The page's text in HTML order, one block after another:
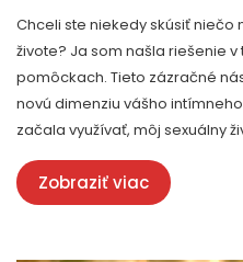
Chceli ste niekedy skúsiť niečo
živote? Ja som našla riešenie
pomôckach. Tieto zázračné
novú dimenziu vášho
začala využívať, môj sexuálny
vzrušenie. Príďte sa dozvedieť
môžu zlepšiť aj váš sexuálny
Zobraziť viac